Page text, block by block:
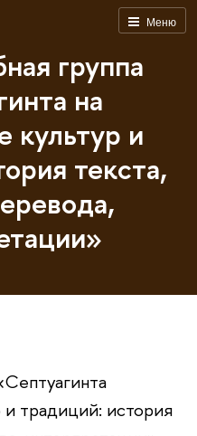
Меню
группа
на
культур и
текста,
и традиций: история